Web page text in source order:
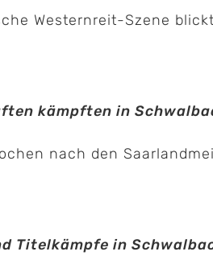
Westernreit-Szene
kämpften in
nach den
Titelkämpfe in